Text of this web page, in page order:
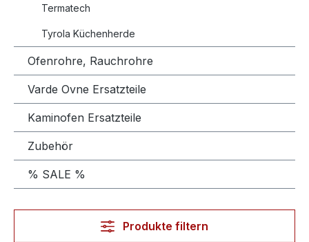
Termatech
Tyrola Küchenherde
Ofenrohre, Rauchrohre
Varde Ovne Ersatzteile
Kaminofen Ersatzteile
Zubehör
% SALE %
Produkte filtern